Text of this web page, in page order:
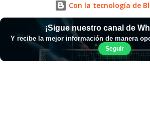
Con la tecnología de
¡Sigue nuestro canal de
Y recibe la mejor información de manera
Seguir